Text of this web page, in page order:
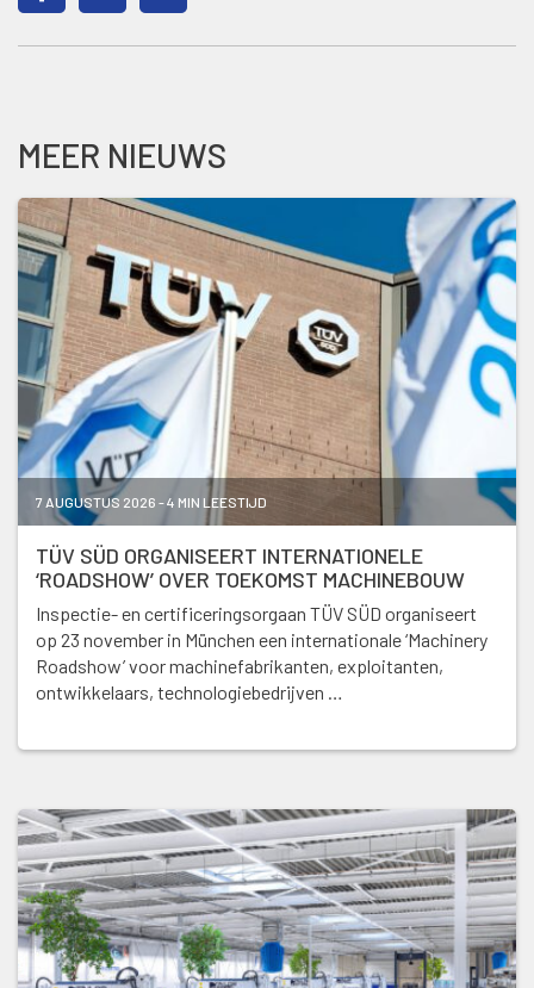
MEER NIEUWS
7 AUGUSTUS 2026 - 4 MIN LEESTIJD
TÜV SÜD ORGANISEERT INTERNATIONELE
‘ROADSHOW’ OVER TOEKOMST MACHINEBOUW
Inspectie- en certificeringsorgaan TÜV SÜD organiseert
op 23 november in München een internationale ‘Machinery
Roadshow’ voor machinefabrikanten, exploitanten,
ontwikkelaars, technologiebedrijven …